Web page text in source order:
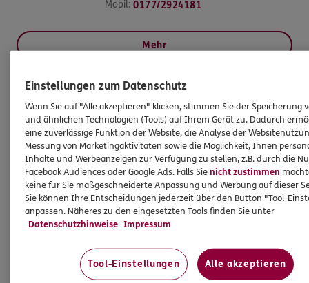
Mobil: 0177/2924181
Mehr
HINWEIS
Wichtiges aus dem Vermittlerrecht
Ich bin verpflichtet, Ihnen Auskünfte zu meiner
Person zu geben. Sowohl Ihr Schutz als Verbraucher
sowie auch gesetzliche Regelungen halten mich
dazu an. Ich biete Beratung an, für die
Versicherungsvermittlung erhalte ich Provision,
Mehr Informationen
Einstellungen zum Datenschutz
Wenn Sie auf "Alle akzeptieren" klicken, stimmen Sie der Speicherung
und ähnlichen Technologien (Tools) auf Ihrem Gerät zu. Dadurch
eine zuverlässige Funktion der Website, die Analyse der
Messung von Marketingaktivitäten sowie die Möglichkeit, Ihnen
Inhalte und Werbeanzeigen zur Verfügung zu stellen, z.B. durch die
Facebook Audiences oder Google Ads. Falls Sienicht zustimmen
keine für Sie maßgeschneiderte Anpassung und Werbung auf dieser
Sie können Ihre Entscheidungen jederzeit über den Button "Tool-
anpassen. Näheres zu den eingesetzten Tools finden Sie unter
Datenschutzhinweise Impressum
Tool-Einstellungen Alle akzeptieren